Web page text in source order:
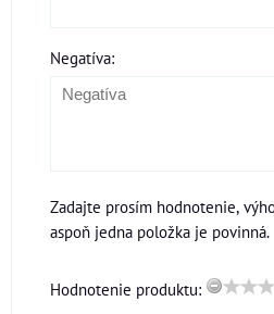
Negatíva:
Zadajte prosím hodnotenie,
aspoň jedna položka je povinná.
Hodnotenie produktu: